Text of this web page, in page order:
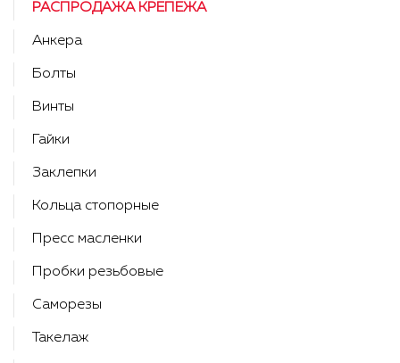
РАСПРОДАЖА КРЕПЕЖА
Анкера
Болты
Винты
Гайки
Заклепки
Кольца стопорные
Пресс масленки
Пробки резьбовые
Саморезы
Такелаж